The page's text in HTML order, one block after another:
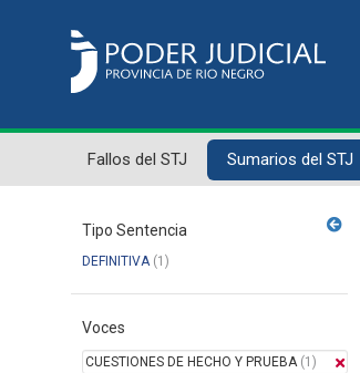
Fallos del STJ Sumarios del STJ
Tipo Sentencia
DEFINITIVA(1)
Voces
CUESTIONES DE HECHO Y PRUEBA(1)